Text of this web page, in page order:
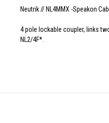
Neutrik // NL4MMX -Speakon
4 pole lockable coupler, links
NL2/4F*.